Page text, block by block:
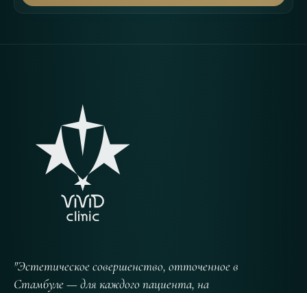
"Эстетическое совершенство, отточенное в
Стамбуле — для каждого пациента, на